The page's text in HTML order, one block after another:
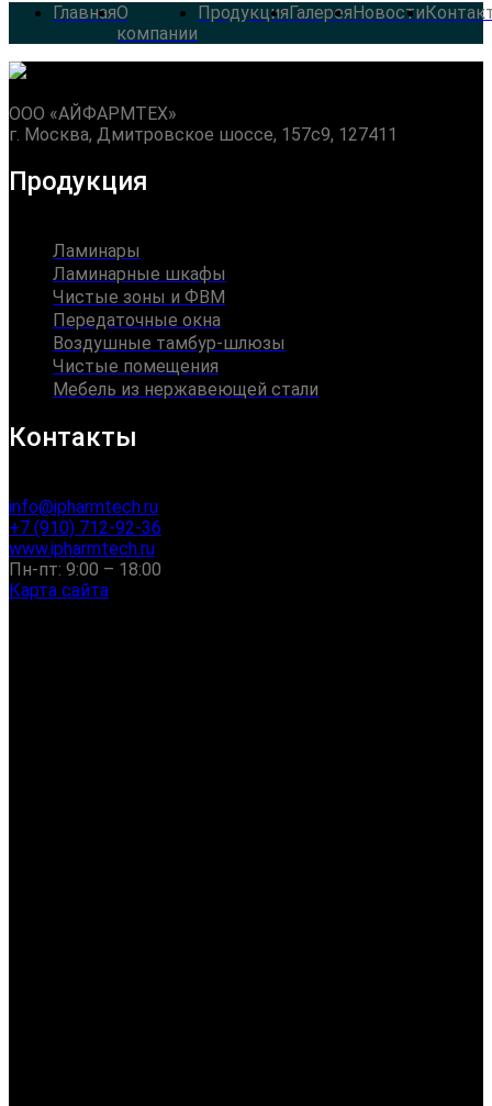
ГлавнаяО
компании
ПродукцияГалереяНовости
ООО «АЙФАРМТЕХ»
г. Москва, Дмитровское шоссе, 157с9, 127411
Продукция
Ламинары
Ламинарные шкафы
Чистые зоны и ФВМ
Передаточные окна
Воздушные тамбур-шлюзы
Чистые помещения
Мебель из нержавеющей стали
Контакты
info@ipharmtech.ru
+7 (910) 712-92-36
www.ipharmtech.ru
Пн-пт: 9:00 – 18:00
Карта сайта